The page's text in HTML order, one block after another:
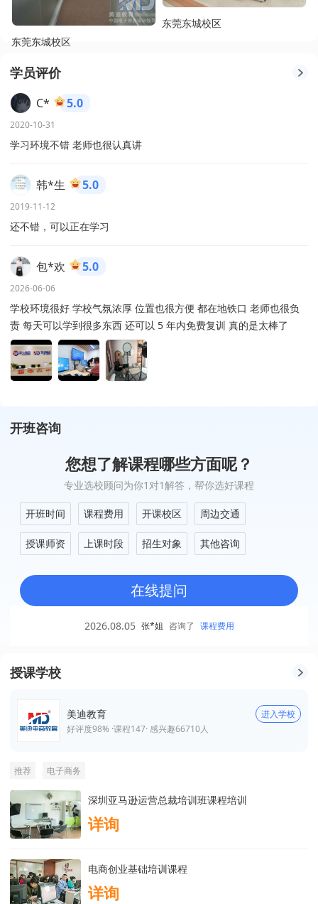
东莞东城校区
东莞东城校区
学员评价
C* 5.0
2020-10-31
学习环境不错 老师也很认真讲
韩*生 5.0
2019-11-12
还不错，可以正在学习
包*欢 5.0
2026-06-06
学校环境很好 学校气氛浓厚 位置也很方便 都在地铁口 老师也很负
责 每天可以学到很多东西 还可以 5 年内免费复训 真的是太棒了
开班咨询
您想了解课程哪些方面呢？
专业选校顾问为你1对1解答，帮你选好课程
开班时间 课程费用 开课校区 周边交通
授课师资 上课时段 招生对象 其他咨询
在线提问
2026.08.05 张*姐 咨询了 课程费用
授课学校
美迪教育
进入学校
好评度98% ·课程147· 感兴趣66710人
推荐 电子商务
深圳亚马逊运营总裁培训班课程培训
详询
电商创业基础培训课程
详询